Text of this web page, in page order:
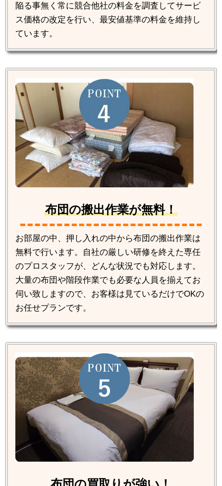
陥る事無く常に競合他社の料金を調査してサービ
ス価格の改定を行い、最安値基準の料金を維持し
ています。
布団の搬出作業が無料！
お部屋の中、押し入れの中から布団の搬出作業は
無料で行います。自社の厳しい研修を終えた専任
のプロスタッフが、どんな状況でも対応します。
大量の布団や階段作業でも必要な人員を揃えてお
伺い致しますので、お客様は見ているだけでOKの
お任せプランです。